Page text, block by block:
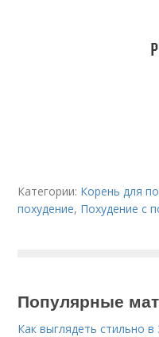
Категории: Корень для
похудение, Похудение с
Популярные
Как выглядеть стильно